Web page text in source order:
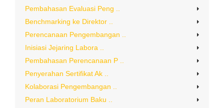
Pembahasan Evaluasi Peng ..
Benchmarking ke Direktor ..
Perencanaan Pengembangan ..
Inisiasi Jejaring Labora ..
Pembahasan Perencanaan P ..
Penyerahan Sertifikat Ak ..
Kolaborasi Pengembangan ..
Peran Laboratorium Baku ..